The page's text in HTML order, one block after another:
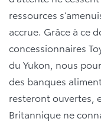
ressources
accrue. Grâce à ce
concessionnaires
du Yukon, nous
des banques
resteront ouvertes,
Britannique ne